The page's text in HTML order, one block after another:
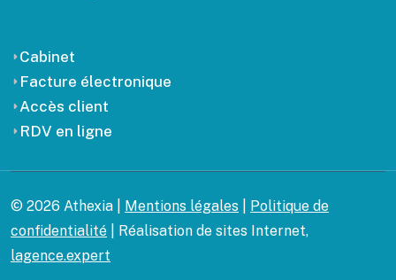
Cabinet
Facture électronique
Accès client
RDV en ligne
© 2026 Athexia | Mentions légales
Politique de
confidentialité | Réalisation de sites Internet,
lagence.expert